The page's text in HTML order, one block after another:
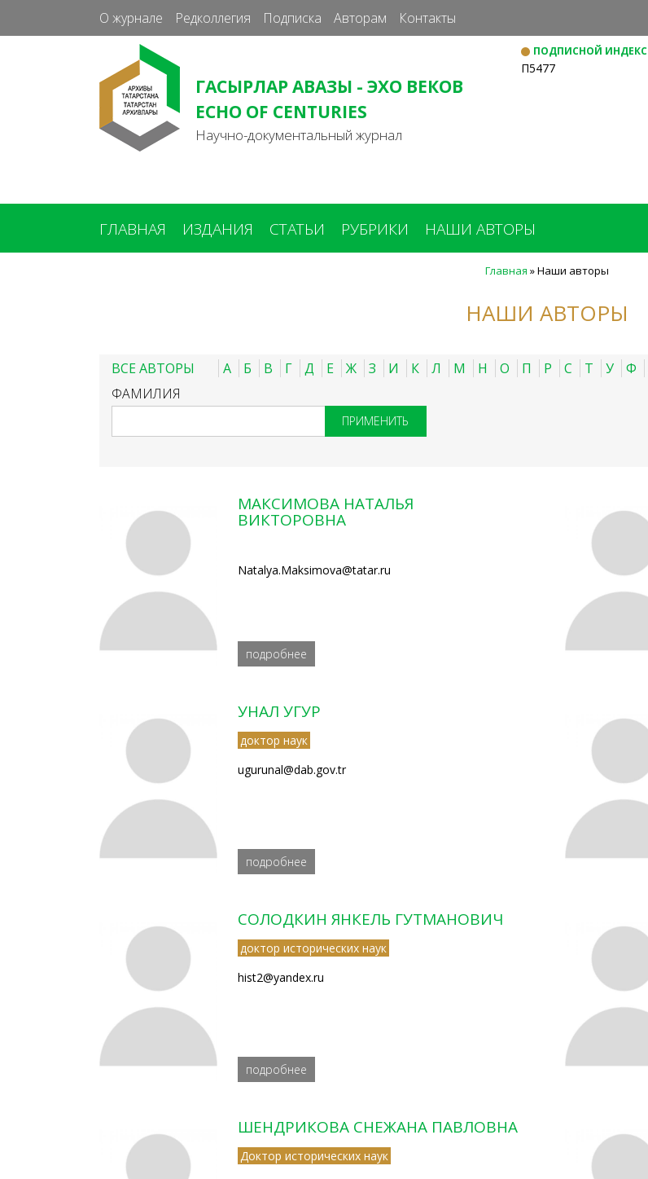
к
основному
О журнале Редколлегия Подписка Авторам Контакты
ГАСЫРЛАР АВАЗЫ - ЭХО ВЕКОВ
ECHO OF CENTURIES
Научно-документальный журнал
ПОДПИСНОЙ ИНДЕКС
П5477
ГЛАВНАЯ ИЗДАНИЯ СТАТЬИ РУБРИКИ НАШИ АВТОРЫ
Главная »Наши авторы
НАШИ АВТОРЫ
ВСЕ АВТОРЫ А Б В Г Д Е Ж З И К Л М Н О П Р С Т У Ф
ФАМИЛИЯ
МАКСИМОВА НАТАЛЬЯ
ВИКТОРОВНА
Natalya.Maksimova@tatar.ru
подробнее
УНАЛ УГУР
доктор наук
ugurunal@dab.gov.tr
подробнее
СОЛОДКИН ЯНКЕЛЬ ГУТМАНОВИЧ
доктор исторических наук
hist2@yandex.ru
подробнее
ШЕНДРИКОВА СНЕЖАНА ПАВЛОВНА
Доктор исторических наук